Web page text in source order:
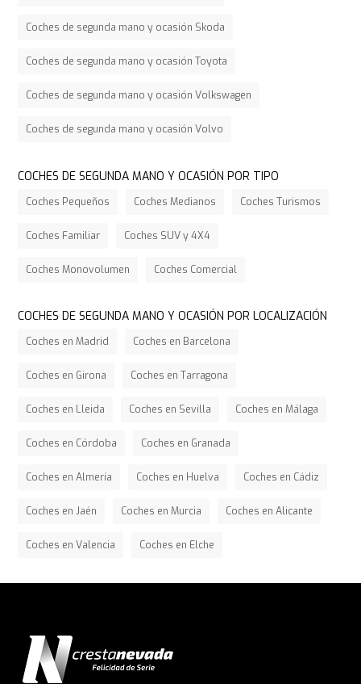
Coches de segunda mano y ocasión Skoda
Coches de segunda mano y ocasión Toyota
Coches de segunda mano y ocasión Volkswagen
Coches de segunda mano y ocasión Volvo
COCHES DE SEGUNDA MANO Y OCASIÓN POR TIPO
Coches Pequeños Coches Medianos Coches Turismos
Coches Familiar Coches SUV y 4X4
Coches Monovolumen Coches Comercial
COCHES DE SEGUNDA MANO Y OCASIÓN POR LOCALIZACIÓN
Coches en Madrid Coches en Barcelona
Coches en Girona Coches en Tarragona
Coches en Lleida Coches en Sevilla Coches en Málaga
Coches en Córdoba Coches en Granada
Coches en Almería Coches en Huelva Coches en Cádiz
Coches en Jaén Coches en Murcia Coches en Alicante
Coches en Valencia Coches en Elche